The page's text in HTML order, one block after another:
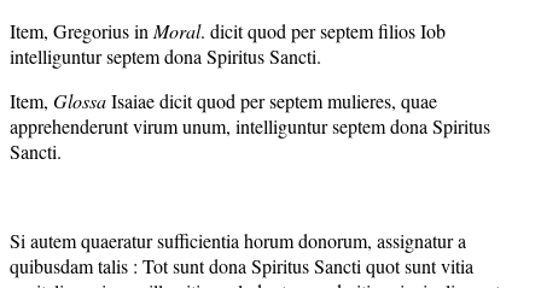
Item, Gregorius in Moral. dicit quod per septem filios Iob
intelliguntur septem dona Spiritus Sancti.
Item, GlossaIsaiae dicit quod per septem mulieres, quae
apprehenderunt virum unum, intelliguntur septem dona Spiritus
Sancti.
Si autem quaeratur sufficientia horum donorum, assignatur a
quibusdam talis : Tot sunt dona Spiritus Sancti quot sunt vitia